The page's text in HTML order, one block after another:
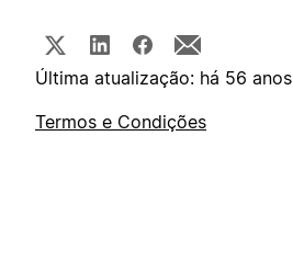
Última atualização: há 56 anos
Termos e Condições